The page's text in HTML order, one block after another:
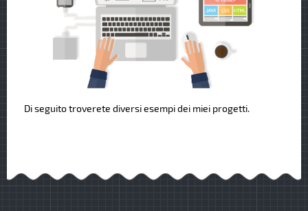
Di seguito troverete diversi esempi dei miei progetti.